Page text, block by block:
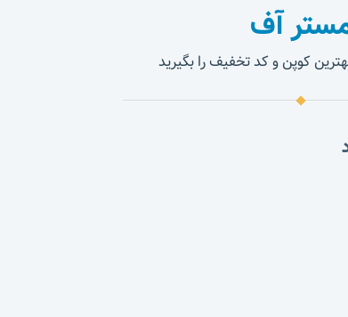
آف
کوپن و کد تخفیف را بگیرید